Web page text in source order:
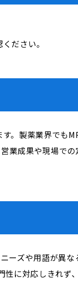
ださい。
。製薬業界でも
業成果や現場で
ーズや用語が異
に対応しきれず